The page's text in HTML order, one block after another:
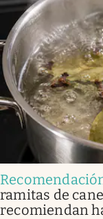
ramitas de
recomiendan